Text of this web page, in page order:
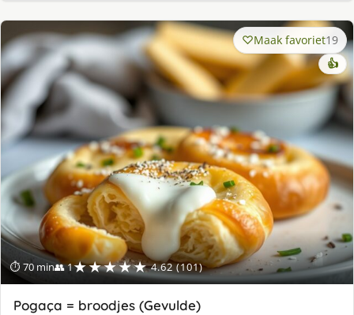
⏱ 70 min👥 1★★★★★ 4.62 (101)
Maak favoriet19
👍
Pogaça = broodjes (Gevulde)